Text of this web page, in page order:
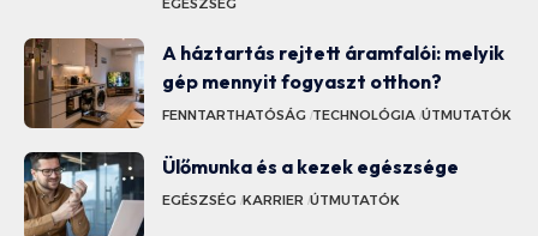
A háztartás rejtett áramfalói: melyik
gép mennyit fogyaszt otthon?
FENNTARTHATÓSÁG TECHNOLÓGIA ÚTMUTATÓK
Ülőmunka és a kezek egészsége
EGÉSZSÉG KARRIER ÚTMUTATÓK